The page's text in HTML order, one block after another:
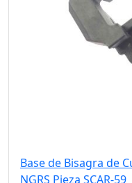
Base de Bisagra de
NGRS Pieza SCAR-59